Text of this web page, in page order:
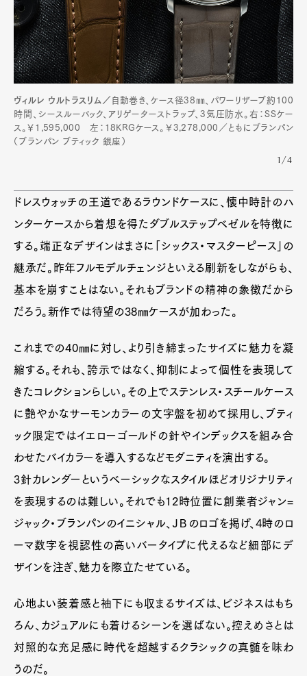
Art&DesignWatchFashion
Product CultureLifestyle
Pen Membership
Magazine
Contact
ヴィルレ ウルトラスリム／ 自動巻き、ケース径38㎜、パワーリザーブ約100
時間、シースルーバック、アリゲーターストラップ、3気圧防水。右：SSケー
ス。￥1,595,000 左：18KRGケース。￥3,278,000／ともにブランパン
（ブランパン ブティック 銀座）
1/4
ドレスウォッチの王道であるラウンドケースに、懐中時計のハ
ンターケースから着想を得たダブルステップベゼルを特徴に
する。端正なデザインはまさに「シックス・マスターピース」の
継承だ。昨年フルモデルチェンジといえる刷新をしながらも、
基本を崩すことはない。それもブランドの精神の象徴だから
だろう。新作では待望の38㎜ケースが加わった。
これまでの40㎜に対し、より引き締まったサイズに魅力を凝
縮する。それも、誇示ではなく、抑制によって個性を表現して
きたコレクションらしい。その上でステンレス・スチールケース
に艶やかなサーモンカラーの文字盤を初めて採用し、ブティ
ック限定ではイエローゴールドの針やインデックスを組み合
わせたバイカラーを導入するなどモダニティを演出する。
3針カレンダーというベーシックなスタイルほどオリジナリティ
を表現するのは難しい。それでも12時位置に創業者ジャン=
ジャック・ブランパンのイニシャル、ＪＢのロゴを掲げ、4時のロ
ーマ数字を視認性の高いバータイプに代えるなど細部にデ
ザインを注ぎ、魅力を際立たせている。
心地よい装着感と袖下にも収まるサイズは、ビジネスはもち
ろん、カジュアルにも着けるシーンを選ばない。控えめさとは
対照的な充足感に時代を超越するクラシックの真髄を味わ
うのだ。